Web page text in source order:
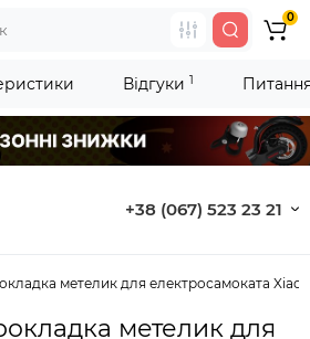
+38 (067) 523 23 21
0
метелик для електросамоката
метелик для
Відгуки 1